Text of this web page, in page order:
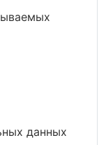
данных